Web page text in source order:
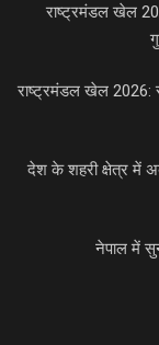
राष्ट्रमंडल खेल
राष्ट्रमंडल खेल 2026:
देश के शहरी क्षेत्र में
नेपाल में